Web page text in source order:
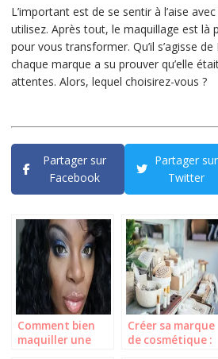
L’important est de se sentir à l’aise
utilisez. Après tout, le maquillage est là
pour vous transformer. Qu’il s’agisse de
chaque marque a su prouver qu’elle
attentes. Alors, lequel choisirez-vous ?
Partager sur
Facebook
Partager sur
Twitter
Comment bien
maquiller une
Créer sa marque
de cosmétique :